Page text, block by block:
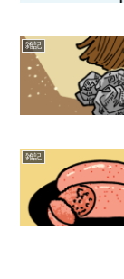
雑記
雑記